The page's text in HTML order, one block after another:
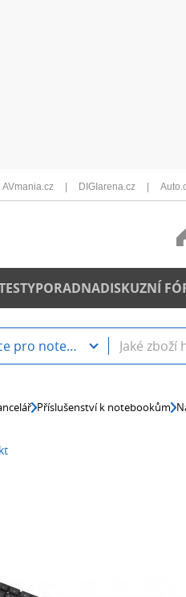
AVmania.cz DIGIarena.cz
PORADNADISKUZNÍ
Náhradní klávesnice pro notebooky
Příslušenství k notebookům